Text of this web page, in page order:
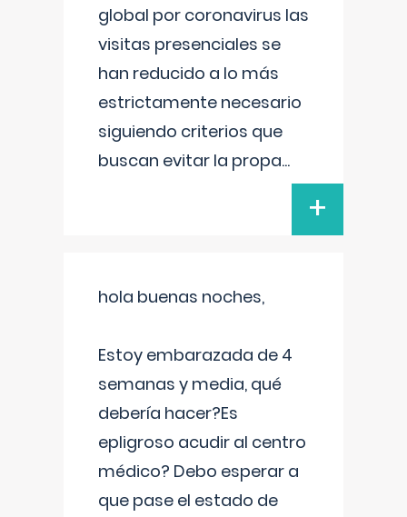
global por coronavirus las
visitas presenciales se
han reducido a lo más
estrictamente necesario
siguiendo criterios que
buscan evitar la propa...
+
hola buenas noches,
Estoy embarazada de 4
semanas y media, qué
debería hacer?Es
epligroso acudir al centro
médico? Debo esperar a
que pase el estado de